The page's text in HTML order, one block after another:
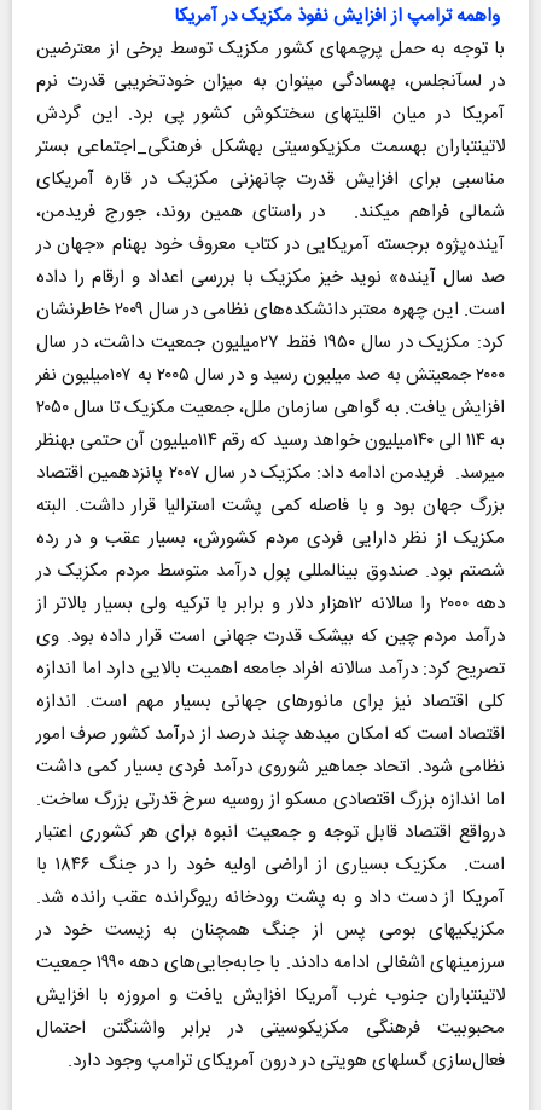
واهمه ترامپ از افزایش نفوذ مکزیک در آمریکا
با توجه به حمل پرچم‎های کشور مکزیک توسط برخی از معترضین
در لس‎آنجلس، به‎سادگی می‎توان به میزان خودتخریبی قدرت نرم
آمریکا در میان اقلیت‎های سختکوش کشور پی ‎برد. این گردش
لاتین‎تباران به‎سمت مکزیکو‎سیتی به‎شکل فرهنگی_اجتماعی بستر
مناسبی برای افزایش قدرت چانه‎زنی مکزیک در قاره آمریکای
شمالی فراهم می‎کند. در راستای همین روند، جورج فریدمن،
آینده‌پژوه برجسته آمریکایی در کتاب معروف خود به‎نام «جهان در
صد سال آینده» نوید خیز مکزیک با بررسی اعداد و ارقام را داده
است. این چهره معتبر دانشکده‌های نظامی در سال ۲۰۰۹ خاطرنشان
کرد: ‌مکزیک در سال ۱۹۵۰ فقط ۲۷میلیون جمعیت داشت، در سال
۲۰۰۰ جمعیتش به صد میلیون رسید و در سال ۲۰۰۵ به ۱۰۷میلیون نفر
افزایش یافت. به‎ گواهی سازمان ‎ملل، جمعیت مکزیک تا سال ۲۰۵۰
به ۱۱۴ الی ۱۴۰میلیون خواهد رسید که رقم ۱۱۴میلیون آن حتمی به‎نظر
می‎رسد.‌ فریدمن ادامه داد: مکزیک در سال ۲۰۰۷ پانزدهمین اقتصاد
بزرگ جهان بود و با فاصله کمی پشت استرالیا قرار داشت. البته
مکزیک از نظر دارایی فردی مردم کشورش، بسیار عقب و در رده
شصتم بود‌. صندوق بین‎المللی پول درآمد متوسط مردم مکزیک در
دهه ۲۰۰۰ را سالانه ۱۲هزار دلار و برابر با ترکیه ولی بسیار بالاتر از
درآمد مردم چین که بی‎شک قدرت جهانی است قرار داده بود. وی
تصریح کرد: درآمد سالانه افراد جامعه اهمیت بالایی دارد اما اندازه
کلی اقتصاد نیز برای مانورهای جهانی بسیار مهم است. اندازه
اقتصاد است که امکان می‎دهد چند درصد از درآمد کشور صرف امور
نظامی شود. اتحاد جماهیر شوروی درآمد فردی بسیار کمی داشت
اما اندازه بزرگ اقتصادی مسکو از روسیه سرخ قدرتی بزرگ ساخت.
درواقع اقتصاد قابل توجه و جمعیت انبوه برای هر کشوری اعتبار
است. مکزیک بسیاری از اراضی اولیه خود را در جنگ ۱۸۴۶ با
آمریکا از دست داد و به پشت رودخانه ریوگرانده عقب رانده شد.
مکزیکی‎های بومی پس از جنگ همچنان به زیست خود در
سرزمین‎های اشغالی ادامه دادند. با جابه‌جایی‌های دهه ۱۹۹۰ جمعیت
لاتین‎تباران جنوب غرب آمریکا افزایش یافت و امروزه با افزایش
محبوبیت فرهنگی مکزیکوسیتی در برابر واشنگتن احتمال
فعال‌سازی گسل‎های هویتی در درون آمریکای ترامپ وجود دارد.